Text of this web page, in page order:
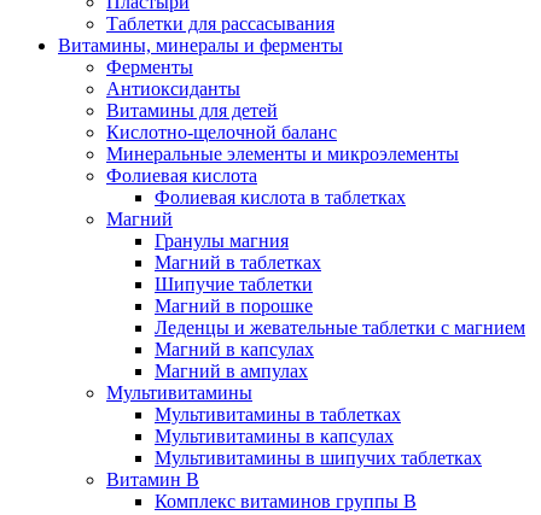
Таблетки для рассасывания
Витамины, минералы и ферменты
Ферменты
Антиоксиданты
Витамины для детей
Кислотно-щелочной баланс
Минеральные элементы и микроэлементы
Фолиевая кислота
Фолиевая кислота в таблетках
Магний
Гранулы магния
Магний в таблетках
Шипучие таблетки
Магний в порошке
Леденцы и жевательные таблетки с магнием
Магний в капсулах
Магний в ампулах
Мультивитамины
Мультивитамины в таблетках
Мультивитамины в капсулах
Мультивитамины в шипучих таблетках
Витамин B
Комплекс витаминов группы B